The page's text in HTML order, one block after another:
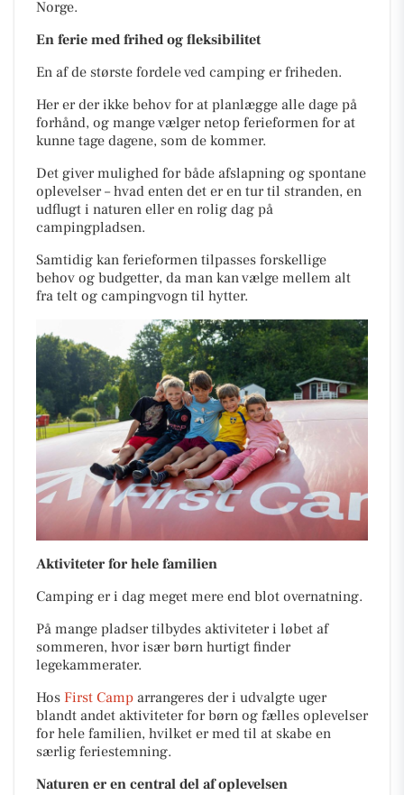
Norge.
En ferie med frihed og fleksibilitet
En af de største fordele ved camping er friheden.
Her er der ikke behov for at planlægge alle dage på
forhånd, og mange vælger netop ferieformen for at
kunne tage dagene, som de kommer.
Det giver mulighed for både afslapning og spontane
oplevelser – hvad enten det er en tur til stranden, en
udflugt i naturen eller en rolig dag på
campingpladsen.
Samtidig kan ferieformen tilpasses forskellige
behov og budgetter, da man kan vælge mellem alt
fra telt og campingvogn til hytter.
Aktiviteter for hele familien
Camping er i dag meget mere end blot overnatning.
På mange pladser tilbydes aktiviteter i løbet af
sommeren, hvor især børn hurtigt finder
legekammerater.
Hos First Camp arrangeres der i udvalgte uger
blandt andet aktiviteter for børn og fælles oplevelser
for hele familien, hvilket er med til at skabe en
særlig feriestemning.
Naturen er en central del af oplevelsen